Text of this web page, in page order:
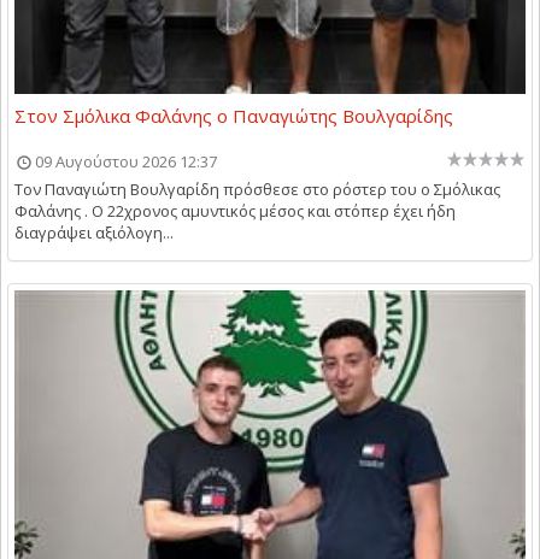
Στον Σμόλικα Φαλάνης ο Παναγιώτης Βουλγαρίδης
09 Αυγούστου 2026 12:37
Τον Παναγιώτη Βουλγαρίδη πρόσθεσε στο ρόστερ του ο Σμόλικας
Φαλάνης . Ο 22χρονος αμυντικός μέσος και στόπερ έχει ήδη
διαγράψει αξιόλογη...